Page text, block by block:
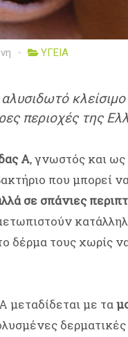
ΥΓΕΙΑ
αλυσιδωτό
περιοχές της
Α, γνωστός και ως
που μπορεί
σε σπάνιες
δέρμα τους χωρίς
μεταδίδεται με τα